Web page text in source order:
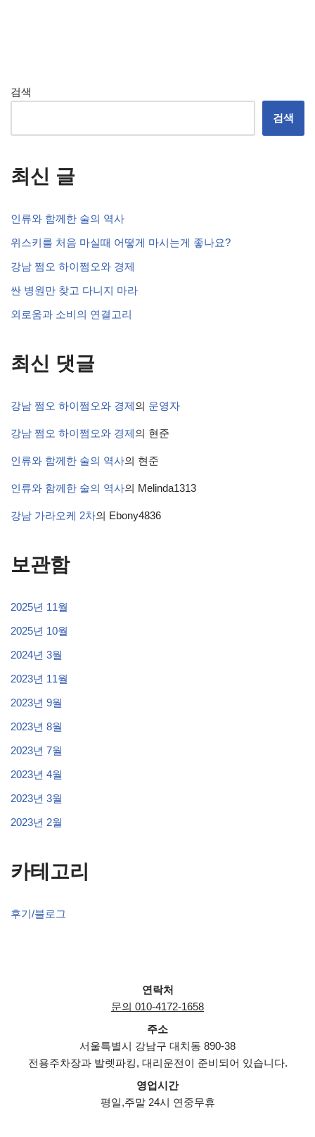
검색
검색
최신 글
인류와 함께한 술의 역사
위스키를 처음 마실때 어떻게 마시는게 좋나요?
강남 쩜오 하이쩜오와 경제
싼 병원만 찾고 다니지 마라
외로움과 소비의 연결고리
최신 댓글
강남 쩜오 하이쩜오와 경제의 운영자
강남 쩜오 하이쩜오와 경제의 현준
인류와 함께한 술의 역사의 현준
인류와 함께한 술의 역사의 Melinda1313
강남 가라오케 2차의 Ebony4836
보관함
2025년 11월
2025년 10월
2024년 3월
2023년 11월
2023년 9월
2023년 8월
2023년 7월
2023년 4월
2023년 3월
2023년 2월
카테고리
후기/블로그
연락처
문의 010-4172-1658
주소
서울특별시 강남구 대치동 890-38
전용주차장과 발렛파킹, 대리운전이 준비되어 있습니다.
영업시간
평일,주말 24시 연중무휴